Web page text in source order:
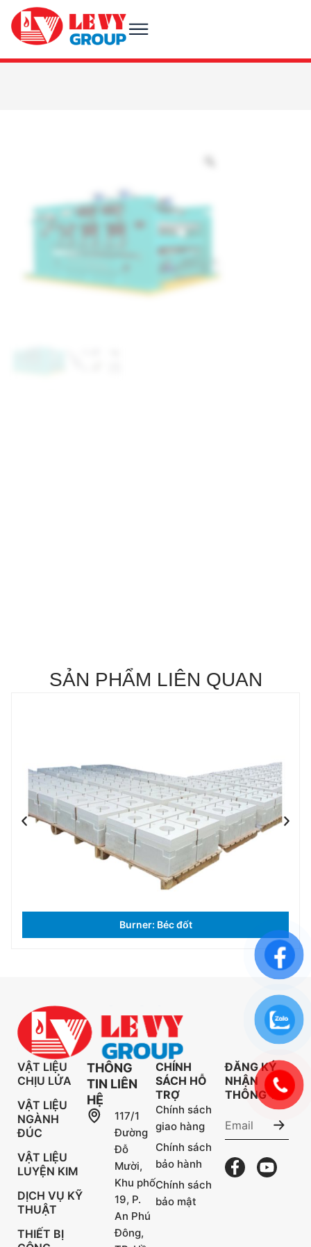
SẢN PHẨM LIÊN QUAN
Burner: Béc đốt
VẬT LIỆU
CHỊU LỬA
VẬT LIỆU
NGÀNH
ĐÚC
VẬT LIỆU
LUYỆN KIM
DỊCH VỤ KỸ
THUẬT
THIẾT BỊ
THÔNG
TIN LIÊN
HỆ
117/1
Đường
Đỗ
Mười,
Khu phố
19, P.
An Phú
Đông,
CHÍNH
SÁCH HỖ
TRỢ
Chính sách
giao hàng
Chính sách
bảo hành
Chính sách
bảo mật
ĐĂNG KÝ
NHẬN
THÔNG TIN